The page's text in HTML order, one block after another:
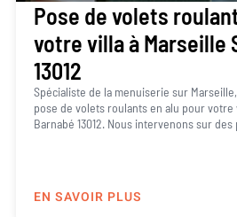
Pose de volets
votre villa à Marseille
13012
Spécialiste de la menuiserie sur
pose de volets roulants en alu pour votre
Barnabé 13012. Nous intervenons sur
EN SAVOIR PLUS